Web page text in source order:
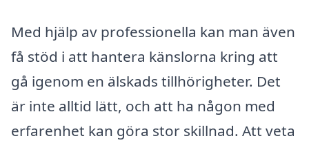
Med hjälp av professionella kan man även
få stöd i att hantera känslorna kring att
gå igenom en älskads tillhörigheter. Det
är inte alltid lätt, och att ha någon med
erfarenhet kan göra stor skillnad. Att veta